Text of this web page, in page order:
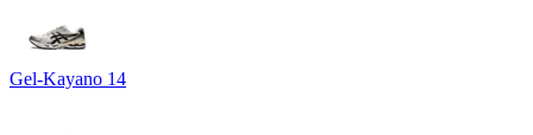
Gel-Kayano 14